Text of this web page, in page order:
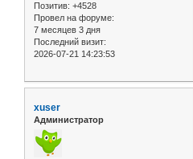
Позитив: +4528
Провел на форуме:
7 месяцев 3 дня
Последний визит:
2026-07-21 14:23:53
xuser
Администратор